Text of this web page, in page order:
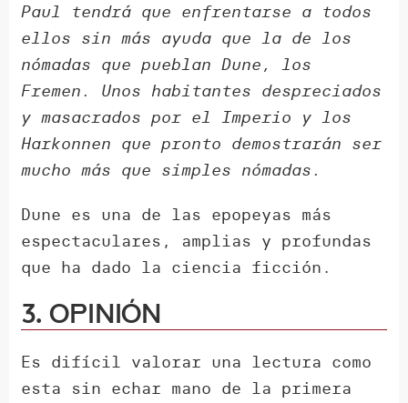
Paul tendrá que enfrentarse a todos
ellos sin más ayuda que la de los
nómadas que pueblan Dune, los
Fremen. Unos habitantes despreciados
y masacrados por el Imperio y los
Harkonnen que pronto demostrarán ser
mucho más que simples nómadas.
Dune es una de las epopeyas más
espectaculares, amplias y profundas
que ha dado la ciencia ficción.
3. Opinión
Es difícil valorar una lectura como
esta sin echar mano de la primera